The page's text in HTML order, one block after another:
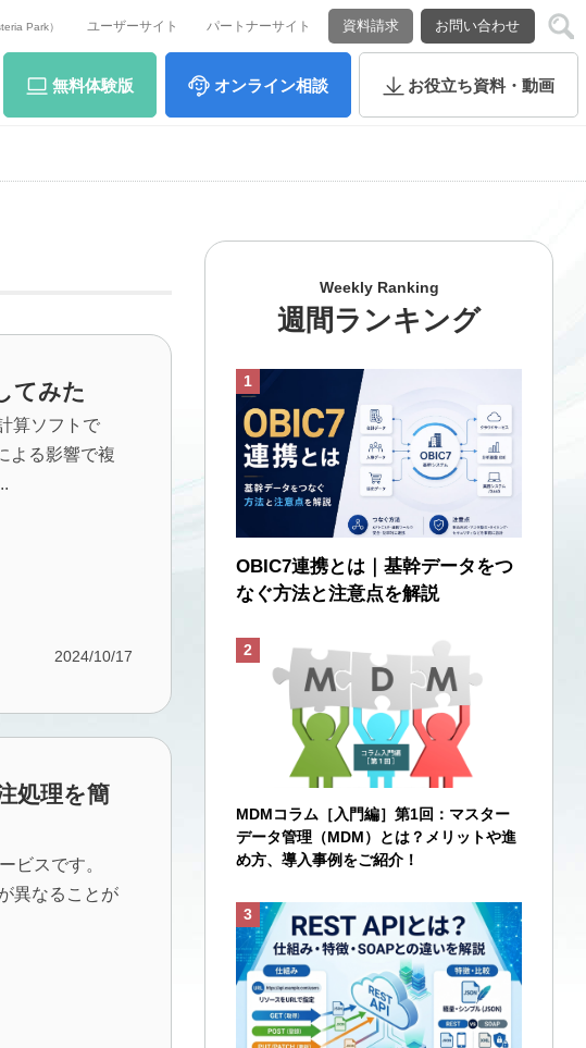
Park） ユーザーサイト パートナーサイト 資料請求 お問い合わせ
無料体験版 オンライン相談 お役立ち資料・動画
てみた
算ソフトで
よる影響で複
2024/10/17
処理を簡
ビスです。
異なることが
Weekly Ranking
週間ランキング
OBIC7連携とは｜基幹データをつ
なぐ方法と注意点を解説
MDMコラム［入門編］第1回：マスター
データ管理（MDM）とは？メリットや進
め方、導入事例をご紹介！